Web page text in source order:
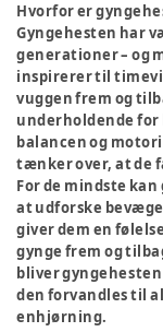
Hvorfor er
Gyngehesten har
generationer – og
inspirerer til
vuggen frem og
underholdende for
balancen og
tænker over, at de
For de mindste
at udforske
giver dem en
gynge frem og
bliver
den forvandles til
enhjørning.